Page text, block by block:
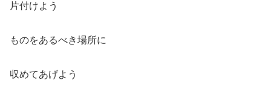
片付けよう
ものをあるべき場所に
収めてあげよう